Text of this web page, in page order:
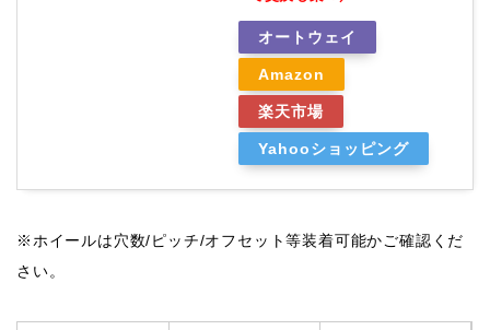
オートウェイ
Amazon
楽天市場
Yahooショッピング
※ホイールは穴数/ピッチ/オフセット等装着可能かご確認くだ
さい。